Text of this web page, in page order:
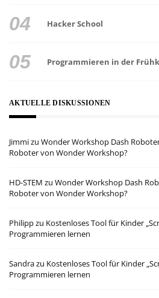
Hacker School
Programmieren in der
AKTUELLE DISKUSSIONEN
Jimmizu Wonder Workshop Dash
Roboter von Wonder Workshop?
HD-STEM zu Wonder Workshop Dash
Roboter von Wonder Workshop?
Philippzu Kostenloses Tool für Kinder
Programmieren lernen
Sandrazu Kostenloses Tool für Kinder
Programmieren lernen